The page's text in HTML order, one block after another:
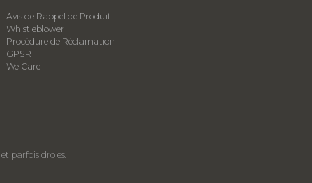
Avis de Rappel de Produit
Whistleblower
​Procédure de Réclamation
GPSR
We Care
parfois droles.